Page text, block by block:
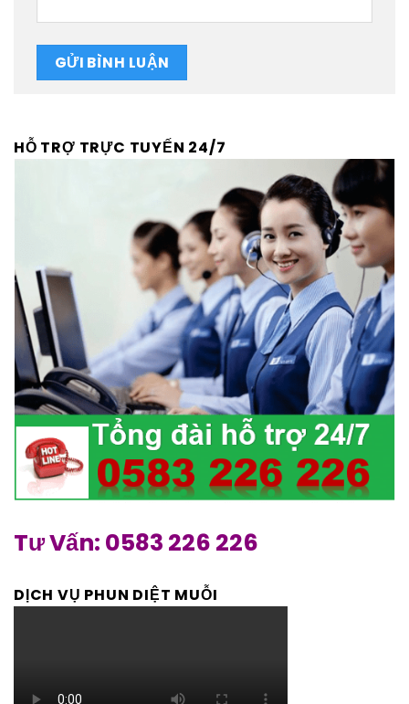
HỖ TRỢ TRỰC TUYẾN 24/7
Tư Vấn: 0583 226 226
DỊCH VỤ PHUN DIỆT MUỖI